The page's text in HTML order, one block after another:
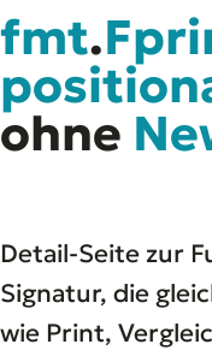
02MB
03Projekte
04
Docs
06Tools
fmt.
ohne
Detail-Seite zur
Signatur, die
wie Print,